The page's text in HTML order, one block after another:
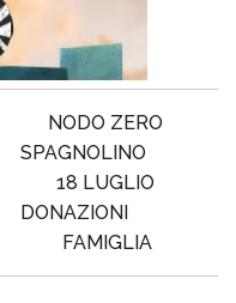
NODO ZERO
SPAGNOLINO
18 LUGLIO
DONAZIONI
FAMIGLIA